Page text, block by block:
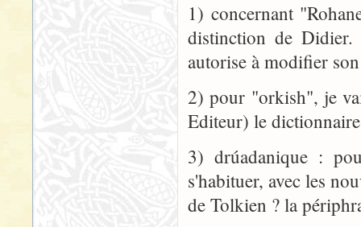
1) concernant
distinction de Didier.
autorise à modifier
2) pour "orkish", je
Editeur) le
3) drúadanique :
s'habituer, avec les
de Tolkien ? la